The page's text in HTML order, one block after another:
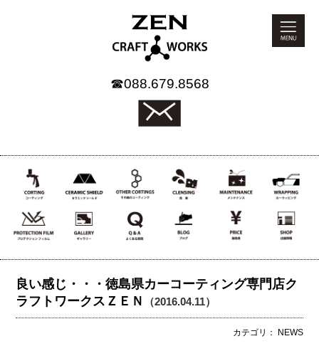
☎088.679.8568
良い感じ・・・徳島県カーコーティング専門店ク
ラフトワークスＺＥＮ
（2016.04.11）
カテゴリ： NEWS